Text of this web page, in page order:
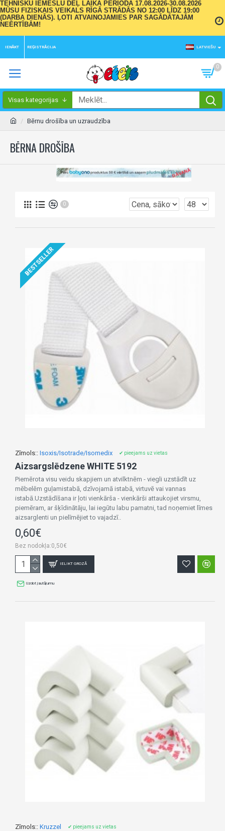
TEHNISKU IEMESLU DĒĻ LAIKA PERIODĀ 17.08.2026-30.08.2026
MŪSU FIZISKAIS VEIKALS RĪGĀ STRĀDĀS NO 12:00 LĪDZ 19:00
(DARBA DIENĀS). ĻOTI ATVAINOJAMIES PAR SAGĀDĀTAJĀM
NEĒRTĪBĀM!
IENĀKT REĢISTRĀCIJA LATVIEŠU
0
Visas kategorijas
Bērnu drošība un uzraudzība
BĒRNA DROŠĪBA
0
BESTSELLER
Zīmols:: Isoxis/Isotrade/Isomedix ✔ pieejams uz vietas
Aizsargslēdzene WHITE 5192
Piemērota visu veidu skapjiem un atvilktnēm - viegli uzstādīt uz
mēbelēm guļamistabā, dzīvojamā istabā, virtuvē vai vannas
istabā.Uzstādīšana ir ļoti vienkārša - vienkārši attaukojiet virsmu,
piemēram, ar šķīdinātāju, lai iegūtu labu pamatni, tad noņemiet līmes
aizsarglenti un pielīmējiet to vajadzī..
0,60€
Bez nodokļa:0,50€
IELIKT GROZĀ
Uzdot jautājumu
Zīmols:: Kruzzel ✔ pieejams uz vietas